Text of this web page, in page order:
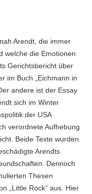
Arendt, die immer
welche die Emotionen
Gerichtsbericht über
im Buch „Eichmann in
andere ist der Essay
sich im Winter
der USA
verordnete Aufhebung
Beide Texte wurden
Arendts
Dennoch
Thesen
„Little Rock“ aus. Hier